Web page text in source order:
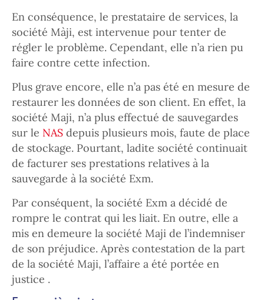
En conséquence, le prestataire de services, la
société Màji, est intervenue pour tenter de
régler le problème. Cependant, elle n’a rien pu
faire contre cette infection.
Plus grave encore, elle n’a pas été en mesure de
restaurer les données de son client. En effet, la
société Maji, n’a plus effectué de sauvegardes
sur le NAS depuis plusieurs mois, faute de place
de stockage. Pourtant, ladite société continuait
de facturer ses prestations relatives à la
sauvegarde à la société Exm.
Par conséquent, la société Exm a décidé de
rompre le contrat qui les liait. En outre, elle a
mis en demeure la société Maji de l’indemniser
de son préjudice. Après contestation de la part
de la société Maji, l’affaire a été portée en
justice .